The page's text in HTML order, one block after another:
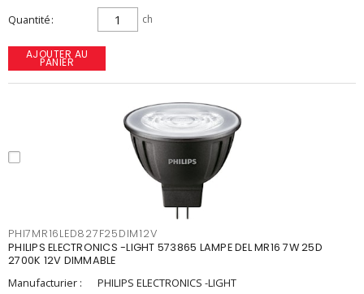
Quantité ch
AJOUTER AU
PANIER
PHI7MR16LED827F25DIM12V
PHILIPS ELECTRONICS -LIGHT 573865 LAMPE DEL MR16 7W 25D
2700K 12V DIMMABLE
Manufacturier :
PHILIPS ELECTRONICS -LIGHT